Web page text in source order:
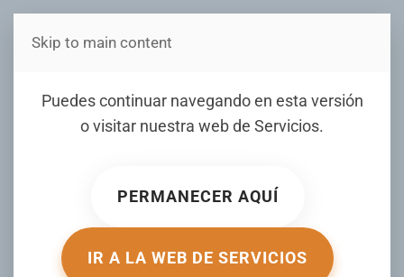
Estás en Telenord Medios
Puedes continuar navegando en esta versión
o visitar nuestra web de Servicios.
PERMANECER AQUÍ
IR A LA WEB DE SERVICIOS
Skip to main content
Presidente de la ADP en
SFM: “Esperamos una
respeto y tolerancia”
(VÍDEO)
ESCRITO POR JESÚS DANIEL VILLALONA EL 29 MARZO 2019